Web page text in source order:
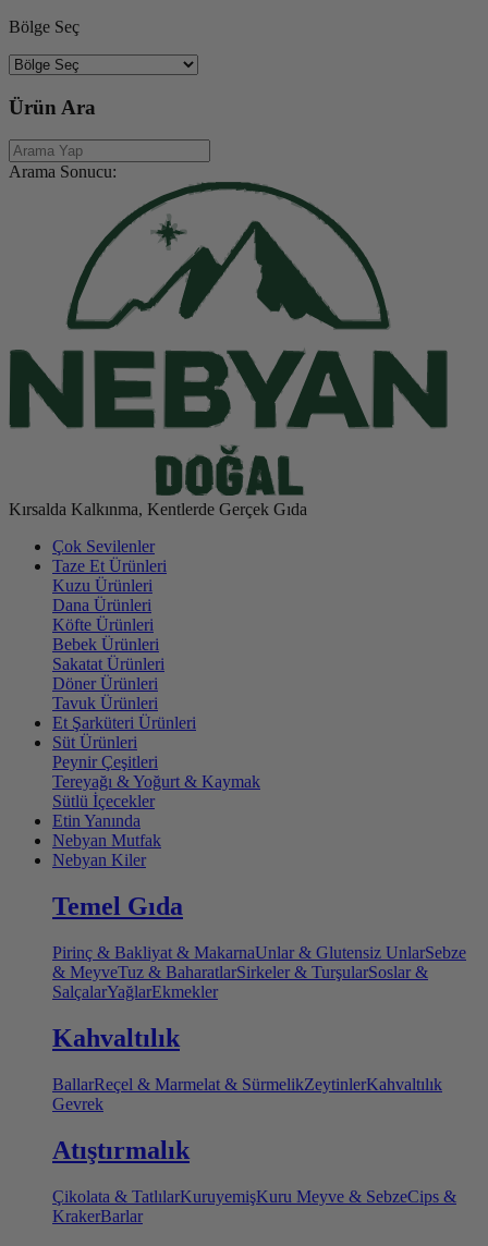
Bölge Seç
Ürün Ara
Arama Sonucu:
Kırsalda Kalkınma, Kentlerde Gerçek Gıda
Çok Sevilenler
Taze Et Ürünleri
Kuzu Ürünleri
Dana Ürünleri
Köfte Ürünleri
Bebek Ürünleri
Sakatat Ürünleri
Döner Ürünleri
Tavuk Ürünleri
Et Şarküteri Ürünleri
Süt Ürünleri
Peynir Çeşitleri
Tereyağı & Yoğurt & Kaymak
Sütlü İçecekler
Etin Yanında
Nebyan Mutfak
Nebyan Kiler
Temel Gıda
Pirinç & Bakliyat & MakarnaUnlar & Glutensiz UnlarSebze
& MeyveTuz & BaharatlarSirkeler & TurşularSoslar &
SalçalarYağlarEkmekler
Kahvaltılık
BallarReçel & Marmelat & SürmelikZeytinlerKahvaltılık
Gevrek
Atıştırmalık
Çikolata & TatlılarKuruyemişKuru Meyve & SebzeCips &
KrakerBarlar